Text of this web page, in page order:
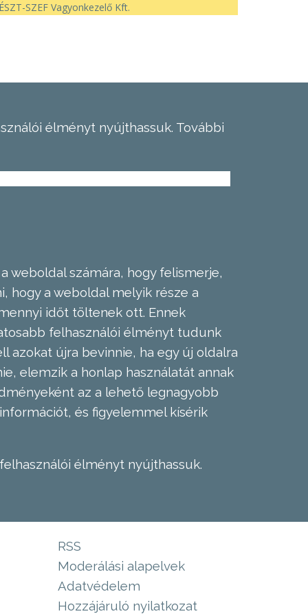
SZEF Vagyonkezelő Kft.
élményt nyújthassuk. További
weboldal számára, hogy felismerje,
hogy a weboldal melyik része a
időt töltenek ott. Ennek
felhasználói élményt tudunk
azokat újra bevinnie, ha egy új oldalra
elemzik a honlap használatát annak
az a lehető legnagyobb
és figyelemmel kísérik
élményt nyújthassuk.
RSS
Moderálási alapelvek
Adatvédelem
Hozzájáruló nyilatkozat